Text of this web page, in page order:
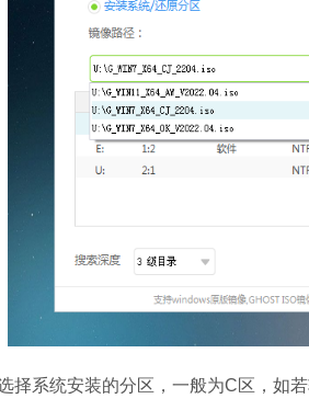
系统安装的分区，一般为C区，如若